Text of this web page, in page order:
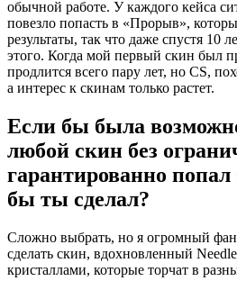
обычной работе. У каждого кейса
повезло попасть в «Прорыв»,
результаты, так что даже спустя 10
этого. Когда мой первый скин был
продлится всего пару лет, но CS,
а интерес к скинам только растет.
Если бы была
любой скин без
гарантированно
бы ты сделал?
Сложно выбрать, но я огромный
сделать скин, вдохновленный
кристаллами, которые торчат в